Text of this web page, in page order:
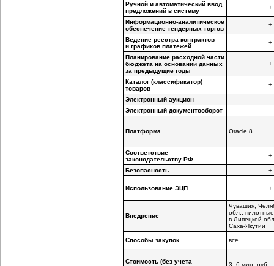
Ручной и автоматический ввод
предложений в систему
+
Информационно-аналитическое
обеспечение тендерных торгов
+
Ведение реестра контрактов
и графиков платежей
+
Планирование расходной части
бюджета на основании данных
за предыдущие годы
+
Каталог (классификатор)
товаров
+
Электронный аукцион
–
Электронный документооборот
–
Платформа Oracle 8
Соответствие
законодательству РФ
+
Безопасность +
Использование ЭЦП +
Внедрение
Чувашия,
обл.,
в Липецкой
Саха-Якутии
Способы закупок все
Стоимость (без учета
3–6 млн. руб.